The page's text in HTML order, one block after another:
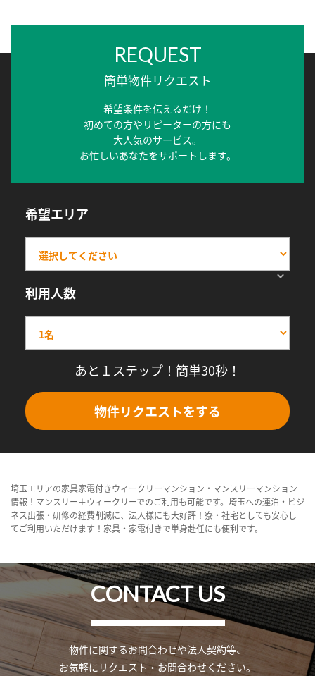
REQUEST
簡単物件リクエスト
希望条件を伝えるだけ！
初めての方やリピーターの方にも
大人気のサービス。
お忙しいあなたをサポートします。
希望エリア
利用人数
あと１ステップ！簡単30秒！
物件リクエストをする
埼玉エリアの家具家電付きウィークリーマンション・マンスリーマンション
情報！マンスリー＋ウィークリーでのご利用も可能です。埼玉への連泊・ビジ
ネス出張・研修の経費削減に、法人様にも大好評！寮・社宅としても安心し
てご利用いただけます！家具・家電付きで単身赴任にも便利です。
CONTACT US
物件に関するお問合わせや法人契約等、
お気軽にリクエスト・お問合わせください。